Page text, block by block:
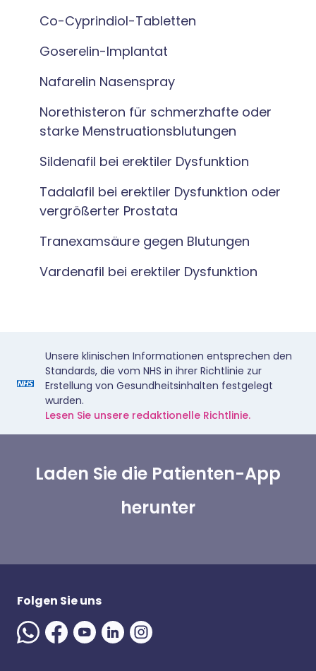
Co-Cyprindiol-Tabletten
Goserelin-Implantat
Nafarelin Nasenspray
Norethisteron für schmerzhafte oder
starke Menstruationsblutungen
Sildenafil bei erektiler Dysfunktion
Tadalafil bei erektiler Dysfunktion oder
vergrößerter Prostata
Tranexamsäure gegen Blutungen
Vardenafil bei erektiler Dysfunktion
Unsere klinischen Informationen entsprechen den
Standards, die vom NHS in ihrer Richtlinie zur
Erstellung von Gesundheitsinhalten festgelegt
wurden.
Lesen Sie unsere redaktionelle Richtlinie.
Laden Sie die Patienten-App
herunter
Folgen Sie uns